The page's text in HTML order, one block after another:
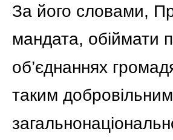
За його словами,
мандата, обіймати
об’єднаннях
таким